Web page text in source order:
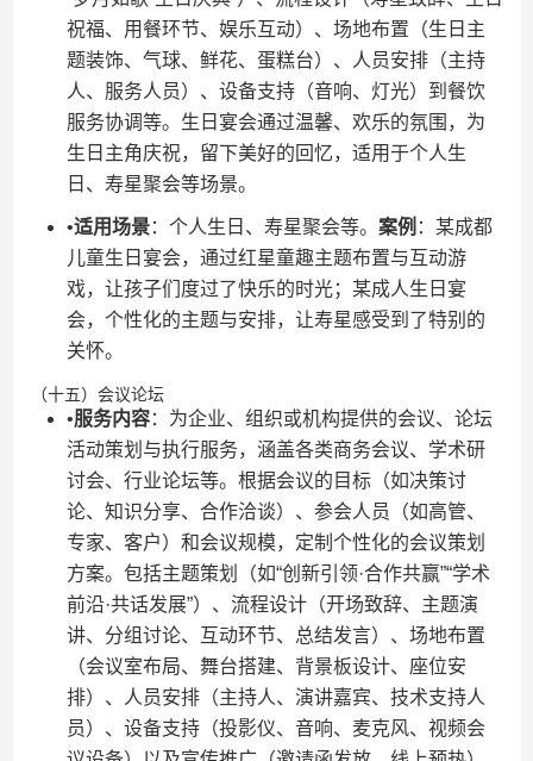
祝福、用餐环节、娱乐互动）、场地布置（生日主
题装饰、气球、鲜花、蛋糕台）、人员安排（主持
人、服务人员）、设备支持（音响、灯光）到餐饮
服务协调等。生日宴会通过温馨、欢乐的氛围，为
生日主角庆祝，留下美好的回忆，适用于个人生
日、寿星聚会等场景。
•​​适用场景​​：个人生日、寿星聚会等。​ ​案例​ ​：某成都
儿童生日宴会，通过红星童趣主题布置与互动游
戏，让孩子们度过了快乐的时光；某成人生日宴
会，个性化的主题与安排，让寿星感受到了特别的
关怀。
（十五）会议论坛
•​​服务内容​​：为企业、组织或机构提供的会议、论坛
活动策划与执行服务，涵盖各类商务会议、学术研
讨会、行业论坛等。根据会议的目标（如决策讨
论、知识分享、合作洽谈）、参会人员（如高管、
专家、客户）和会议规模，定制个性化的会议策划
方案。包括主题策划（如“创新引领·合作共赢”“学术
前沿·共话发展”）、流程设计（开场致辞、主题演
讲、分组讨论、互动环节、总结发言）、场地布置
（会议室布局、舞台搭建、背景板设计、座位安
排）、人员安排（主持人、演讲嘉宾、技术支持人
员）、设备支持（投影仪、音响、麦克风、视频会